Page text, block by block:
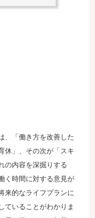
、「働き方を改善した
休」、その次が「スキ
の内容を深掘りする
く時間に対する意見が
来的なライフプランに
ていることがわかりま